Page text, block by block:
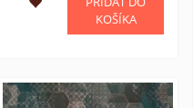
KOŠÍKA